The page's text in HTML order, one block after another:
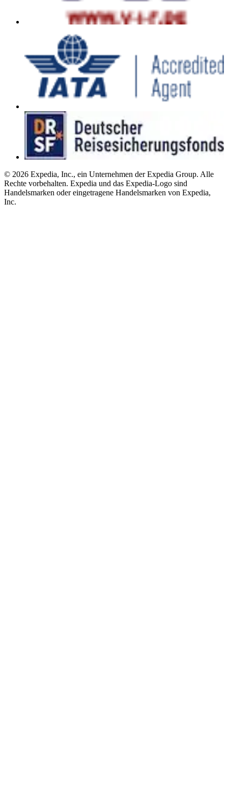
© 2026 Expedia, Inc., ein Unternehmen der Expedia Group. Alle
Rechte vorbehalten. Expedia und das Expedia-Logo sind
Handelsmarken oder eingetragene Handelsmarken von Expedia,
Inc.